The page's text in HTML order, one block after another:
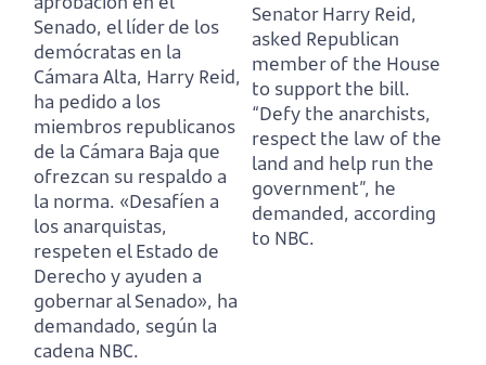
Senado, el líder de los
demócratas en la
Cámara Alta, Harry Reid,
ha pedido a los
miembros republicanos
de la Cámara Baja que
ofrezcan su respaldo a
la norma. «Desafíen a
los anarquistas,
respeten el Estado de
Derecho y ayuden a
gobernar al Senado», ha
demandado, según la
cadena NBC.
Senator Harry Reid,
asked Republican
member of the House
to support the bill.
“Defy the anarchists,
respect the law of the
land and help run the
government”, he
demanded, according
to NBC.